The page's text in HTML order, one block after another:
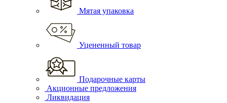
Мятая упаковка
Уцененный товар
Подарочные карты
Акционные предложения
Ликвидация